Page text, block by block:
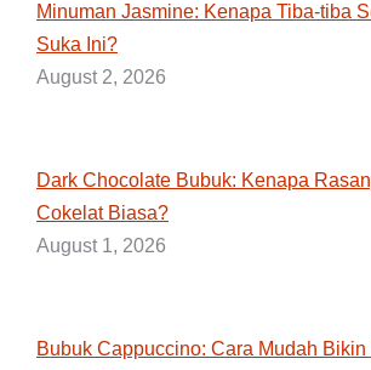
Minuman Jasmine: Kenapa Tiba-tiba
Suka Ini?
August 2, 2026
Dark Chocolate Bubuk: Kenapa
Cokelat Biasa?
August 1, 2026
Bubuk Cappuccino: Cara Mudah